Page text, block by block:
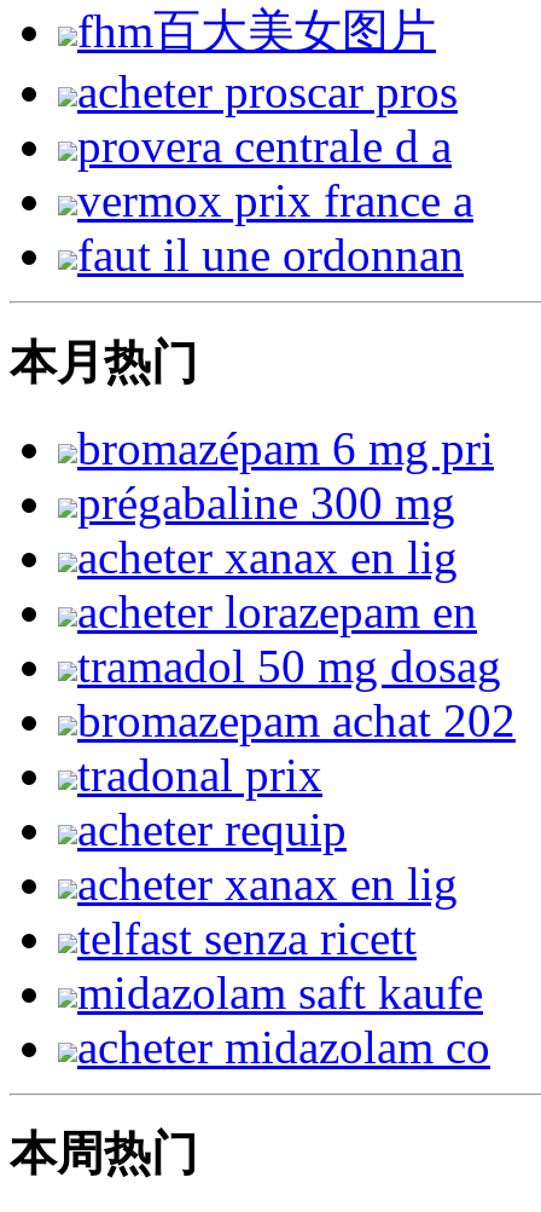
fhm百大美女图片
acheter proscar pros
provera centrale d a
vermox prix france a
faut il une ordonnan
本月热门
bromazépam 6 mg pri
prégabaline 300 mg
acheter xanax en lig
acheter lorazepam en
tramadol 50 mg dosag
bromazepam achat 202
tradonal prix
acheter requip
acheter xanax en lig
telfast senza ricett
midazolam saft kaufe
acheter midazolam co
本周热门